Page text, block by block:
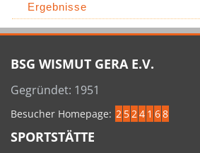
Ergebnisse
BSG WISMUT GERA E.V.
Gegründet: 1951
Besucher Homepage: 2 524 1 68
SPORTSTÄTTE